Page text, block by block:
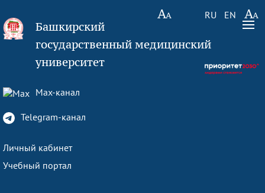
RU EN
Башкирский
государственный медицинский
университет
Max-канал
Telegram-канал
Личный кабинет
Учебный портал